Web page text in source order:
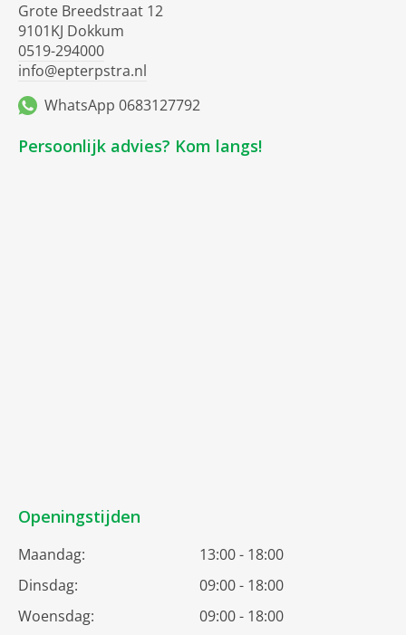
Grote Breedstraat 12
9101KJ Dokkum
0519-294000
info@epterpstra.nl
WhatsApp 0683127792
Persoonlijk advies? Kom langs!
Openingstijden
Maandag:
13:00 - 18:00
Dinsdag:
09:00 - 18:00
Woensdag:
09:00 - 18:00